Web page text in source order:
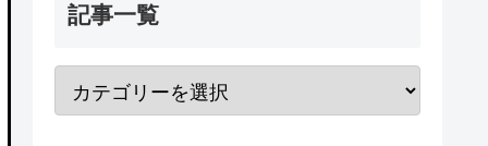
記事一覧